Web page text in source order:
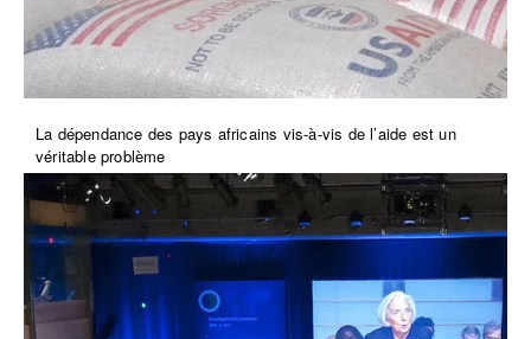
La dépendance des pays africains vis-à-vis de l’aide est un
véritable problème